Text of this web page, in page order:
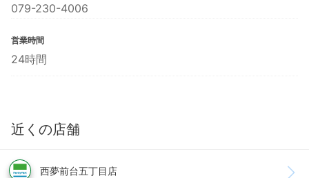
079-230-4006
営業時間
24時間
近くの店舗
西夢前台五丁目店